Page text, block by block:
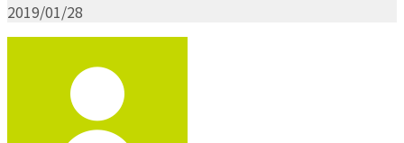
2019/01/28